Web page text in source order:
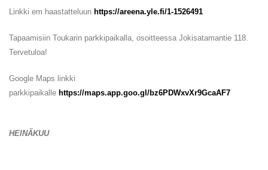
Linkki em haastatteluun https://areena.yle.fi/1-1526491
Tapaamisiin Toukarin parkkipaikalla, osoitteessa Jokisatamantie 118.
Tervetuloa!
Google Maps linkki
parkkipaikalle https://maps.app.goo.gl/bz6PDWxvXr9GcaAF7
HEINÄKUU